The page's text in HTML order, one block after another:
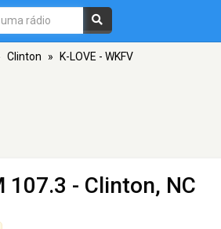
Clinton » K-LOVE - WKFV
107.3 - Clinton, NC